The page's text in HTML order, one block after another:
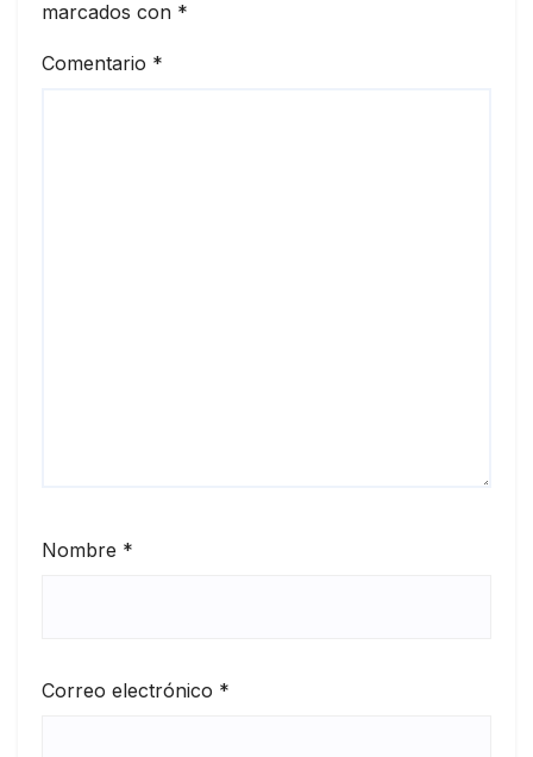
marcados con *
Comentario *
Nombre *
Correo electrónico *